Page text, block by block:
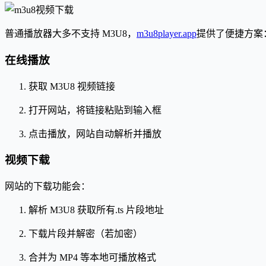
普通播放器大多不支持 M3U8， m3u8player.app提供了便捷方案
在线播放
获取 M3U8 视频链接
打开网站，将链接粘贴到输入框
点击播放，网站自动解析并播放
视频下载
网站的下载功能会：
解析 M3U8 获取所有.ts 片段地址
下载片段并解密（若加密）
合并为 MP4 等本地可播放格式